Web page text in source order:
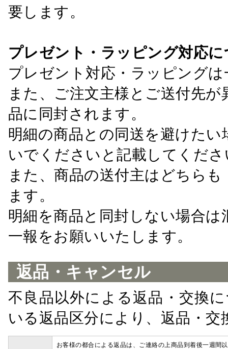
要します。
プレゼント・ラッピング対応
プレゼント対応・ラッピング
また、ご注文主様とご送付先
品に同封されます。
明細の商品との同送を避けた
いでくださいと記載してくださ
また、商品の送付主はどちら
ます。
明細を商品と同封しない場合
一報をお願いいたします。
返品・キャンセル
不良品以外による返品・交換
いる返品区分により、返品・
お客様の都合による返品は、ご連絡の上商品到着後一週間